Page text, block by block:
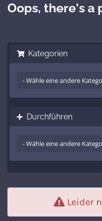
Oops, there's a
Kategorien
Durchführen
Leider